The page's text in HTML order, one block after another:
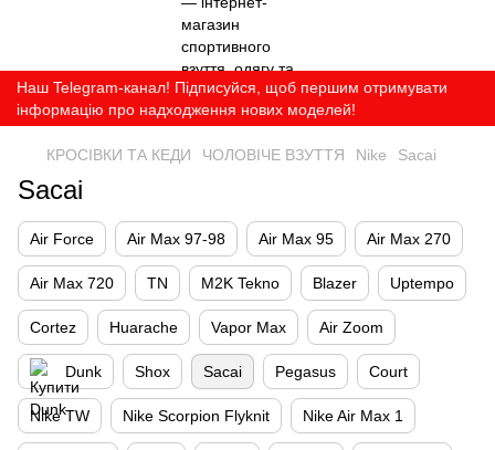
Наш Telegram-канал! Підписуйся, щоб першим отримувати
інформацію про надходження нових моделей!
КРОСІВКИ ТА КЕДИ ЧОЛОВІЧЕ ВЗУТТЯ Nike Sacai
Sacai
Air Force Air Max 97-98 Air Max 95 Air Max 270
Air Max 720 TN M2K Tekno Blazer Uptempo
Cortez Huarache Vapor Max Air Zoom
Dunk Shox Sacai Pegasus Court
Nike TW Nike Scorpion Flyknit Nike Air Max 1